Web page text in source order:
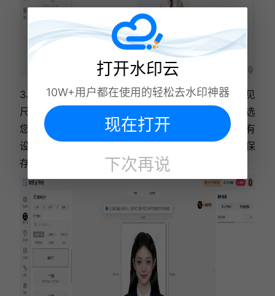
3、根据需求选择证件照的尺寸，如一寸、二寸等常见
尺寸都能轻松找到。接着选择 “照片底色” 功能，挑选
您需要的颜色背景，如白色、蓝色、红色等，完成所有
设置后，点击 “保存” 即可将制作好的电子版证件照保
存到设备中。
打开水印云
10W+用户都在使用的轻松去水印神器
现在打开
下次再说